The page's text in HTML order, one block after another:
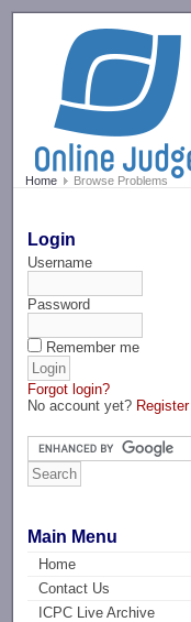
Home Browse Problems
Login
Username
Password
Remember me
Forgot login?
No account yet? Register
Main Menu
Home
Contact Us
ICPC Live Archive